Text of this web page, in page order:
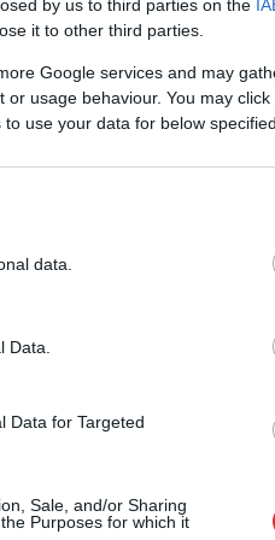
by us to third parties on the
it to other third parties.
Google services and may
usage behaviour. You may
use your data for below
data.
Data.
Data for Targeted
Sale, and/or Sharing
Purposes for which it
Hofmanes
līdz zemei un